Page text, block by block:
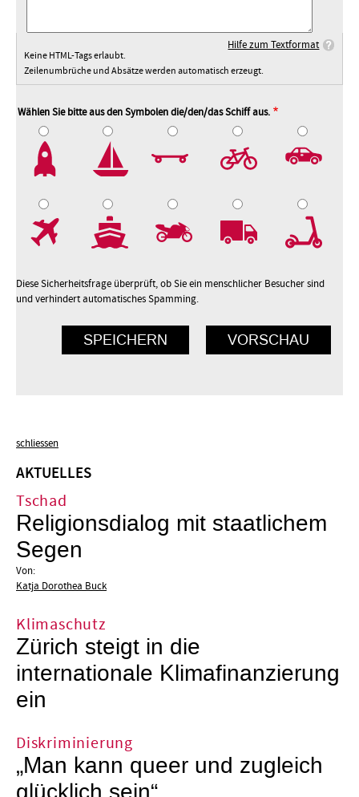
Hilfe zum Textformat
Keine HTML-Tags erlaubt.
Zeilenumbrüche und Absätze werden automatisch erzeugt.
Wählen Sie bitte aus den Symbolen die/den/das Schiff aus.
Diese Sicherheitsfrage überprüft, ob Sie ein menschlicher Besucher sind
und verhindert automatisches Spamming.
schliessen
AKTUELLES
Tschad
Religionsdialog mit staatlichem
Segen
Von:
Katja Dorothea Buck
Klimaschutz
Zürich steigt in die
internationale Klimafinanzierung
ein
Diskriminierung
„Man kann queer und zugleich